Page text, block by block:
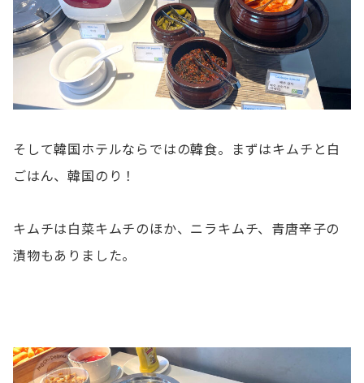
そして韓国ホテルならではの韓食。まずはキムチと白
ごはん、韓国のり！
キムチは白菜キムチのほか、ニラキムチ、青唐辛子の
漬物もありました。